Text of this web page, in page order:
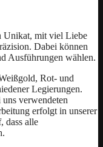
Unikat, mit viel Liebe
Dabei können
Ausführungen wählen.
Rot- und
Legierungen.
verwendeten
erfolgt in unserer
dass alle